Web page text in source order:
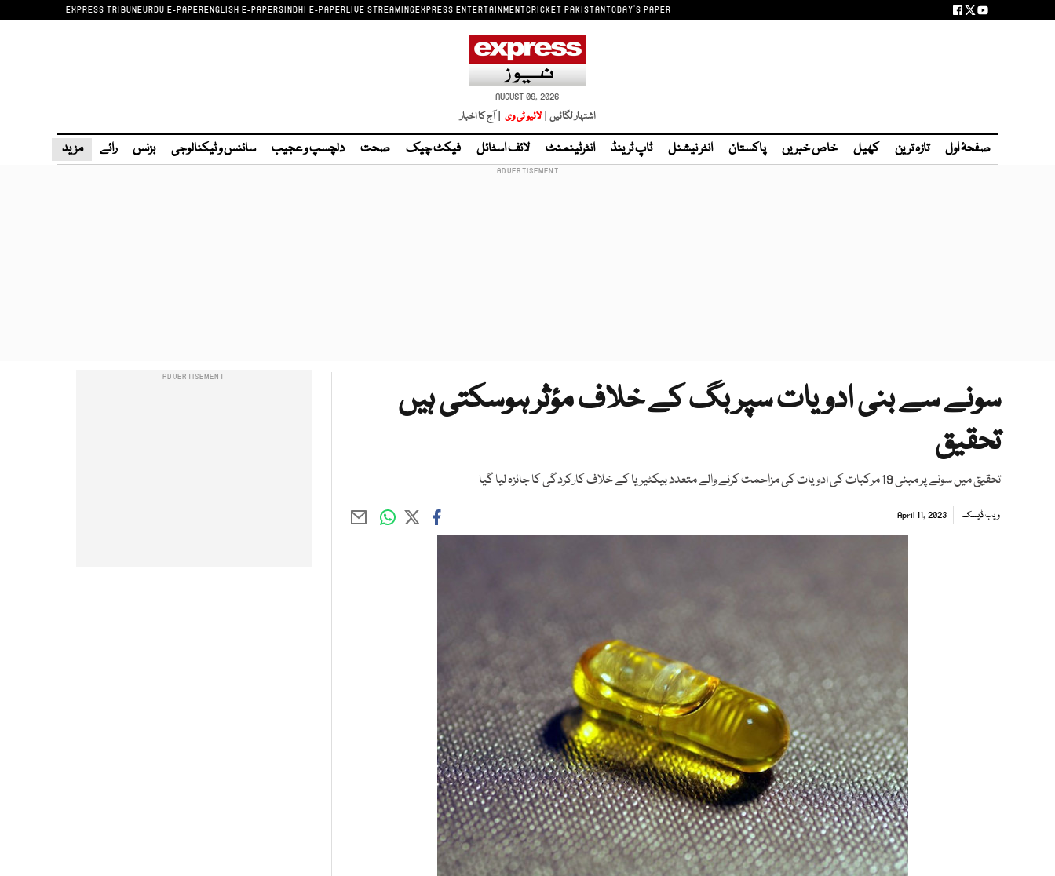
EXPRESS TRIBUNEURDU E-PAPERENGLISH E-PAPERSINDHI E-PAPERLIVE STREAMINGEXPRESS ENTERTAINMENTCRICKET PAKISTANTODAY'S PAPER
AUGUST 09, 2026
اشتہار لگائیں | لائیو ٹی وی | آج کا اخبار
صفحۂ اول تازہ ترین کھیل خاص خبریں پاکستان انٹر نیشنل ٹاپ ٹرینڈ انٹرٹینمنٹ لائف اسٹائل فیکٹ چیک صحت دلچسپ و عجیب سائنس و ٹیکنالوجی بزنس رائے مزید
سونے سے بنی ادویات سپر بگ کے خلاف مؤثر ہوسکتی ہیں
تحقیق
تحقیق میں سونے پر مبنی 19 مرکبات کی ادویات کی مزاحمت کرنے والے متعدد بیکٹیریا کے خلاف کارکردگی کا جائزہ لیا گیا
ویب ڈیسک April 11, 2023